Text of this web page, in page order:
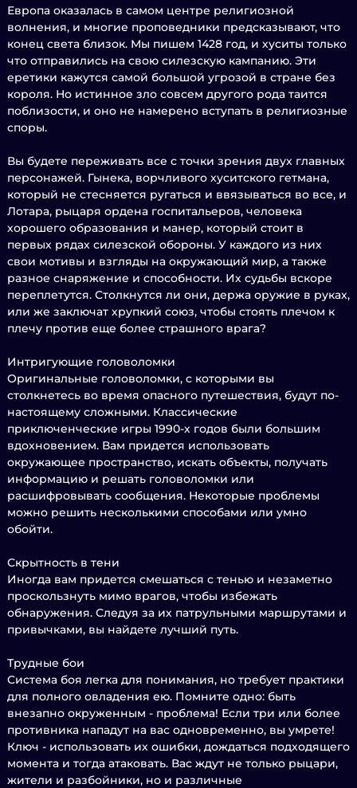
Европа оказалась в самом центре религиозной
волнения, и многие проповедники предсказывают, что
конец света близок. Мы пишем 1428 год, и хуситы только
что отправились на свою силезскую кампанию. Эти
еретики кажутся самой большой угрозой в стране без
короля. Но истинное зло совсем другого рода таится
поблизости, и оно не намерено вступать в религиозные
споры.
Вы будете переживать все с точки зрения двух главных
персонажей. Гынека, ворчливого хуситского гетмана,
который не стесняется ругаться и ввязываться во все, и
Лотара, рыцаря ордена госпитальеров, человека
хорошего образования и манер, который стоит в
первых рядах силезской обороны. У каждого из них
свои мотивы и взгляды на окружающий мир, а также
разное снаряжение и способности. Их судьбы вскоре
переплетутся. Столкнутся ли они, держа оружие в руках,
или же заключат хрупкий союз, чтобы стоять плечом к
плечу против еще более страшного врага?
Интригующие головоломки
Оригинальные головоломки, с которыми вы
столкнетесь во время опасного путешествия, будут по-
настоящему сложными. Классические
приключенческие игры 1990-х годов были большим
вдохновением. Вам придется использовать
окружающее пространство, искать объекты, получать
информацию и решать головоломки или
расшифровывать сообщения. Некоторые проблемы
можно решить несколькими способами или умно
обойти.
Скрытность в тени
Иногда вам придется смешаться с тенью и незаметно
проскользнуть мимо врагов, чтобы избежать
обнаружения. Следуя за их патрульными маршрутами и
привычками, вы найдете лучший путь.
Трудные бои
Система боя легка для понимания, но требует практики
для полного овладения ею. Помните одно: быть
внезапно окруженным - проблема! Если три или более
противника нападут на вас одновременно, вы умрете!
Ключ - использовать их ошибки, дождаться подходящего
момента и тогда атаковать. Вас ждут не только рыцари,
жители и разбойники, но и различные